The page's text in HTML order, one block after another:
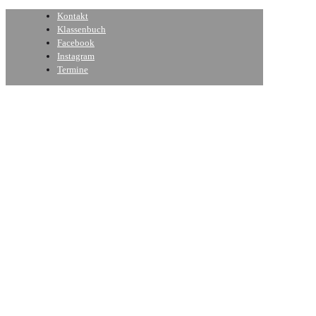
Kontakt
Klassenbuch
Facebook
Instagram
Termine